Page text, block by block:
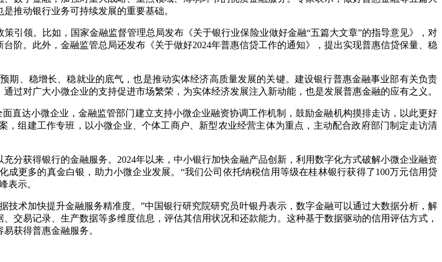
推动银行业务可持续发展的重要基础。
领。比如，国家金融监督管理总局发布《关于银行业保险业做好金融“五篇大文章”的指导意见》，对
阶。此外，金融监管总局还发布《关于做好2024年普惠信贷工作的通知》，提出实现普惠信贷保量、稳
、稳增长、稳就业的底气，也是推动实体经济高质量发展的关键。建设银行普惠金融事业部有关负责
过对广大小微企业的支持促进市场繁荣，为实体经济发展注入新动能，也是发展普惠金融的应有之义。
达小微企业，金融监管部门建立支持小微企业融资协调工作机制，鼓励金融机构摸排走访，以此更好
组建工作专班，以小微企业、个体工商户、新型农业经营主体为重点，主动配合政府部门制定走访清
获得银行的金融服务。2024年以来，中小银行加快金融产品创新，利用数字化方式破解小微企业融资
更多的真金白银，助力小微企业发展。“我们公司依托纳税信用等级在桂林银行获得了100万元信用贷
表示。
术加快提升金融服务精准度。”中国银行研究院研究员叶银丹表示，数字金融可以通过大数据分析，解
交易记录、生产数据等多维度信息，评估其信用状况和还款能力。这种基于数据驱动的信用评估方式，
获得普惠金融服务。